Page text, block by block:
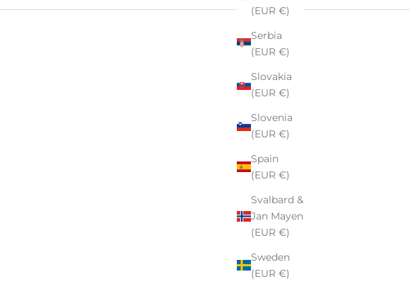
(EUR €)
Serbia
(EUR €)
Slovakia
(EUR €)
Slovenia
(EUR €)
Spain
(EUR €)
Svalbard &
Jan Mayen
(EUR €)
Sweden
(EUR €)
– rodzinnej manufaktury szkła i kryształu z ponad
personalizowane szkło i kryształ,